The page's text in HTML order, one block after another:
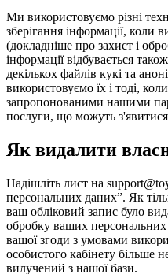
Ми використовуємо різні
зберігання інформації, коли
(докладніше про захист і
інформації відбувається
декількох файлів кукі та
використовуємо їх і тоді,
запропонованими нашими
послуги, що можуть
Як видалити
Надішліть лист на
персональних даних”. Як
ваш обліковий запис було
обробку ваших персональних
вашої згоди з умовами
особистого кабінету більше
вилучений з нашої бази.